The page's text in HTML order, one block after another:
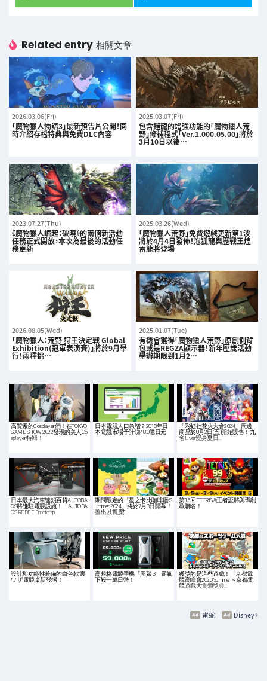
Related entry 相關文章
2026.03.06(Fri)
「魔物獵人物語3」最新預告片公開！同
時介紹存檔特典與免費DLC內容
2025.03.07(Fri)
包含鎧龍的增強功能的「魔物獵人荒
野」修補程式「Ver.1.000.05.00」將於
3月10日以後…
2023.07.27(Thu)
《魔物獵人崛起：破曉》的兩個新活動
任務正式開放，本次為最後的活動任
務更新
2025.03.26(Wed)
「魔物獵人荒野」免費遊戲更新第1波
將於4月4日發佈！泡狐龍與歷戰王煌
雷龍將登場
2026.08.05(Wed)
「魔物獵人：荒野 狩王決定戰 Global
Exhibition(冠軍表演賽)」將於9月舉
行！兩種挑…
2025.01.07(Tue)
有機會獲得「魔物獵人荒野」原創側背
包或是REGZA顯示器！新年壓歲活動
舉辦期限到1月2…
高質素的Cosplayer們！在TOKYO
GAME SHOW 2022發現的美人Co
splayer特輯！
日本電競人口急増？2018年日
本電競市場予計賺48.3億日元
「彩虹社花火大會2024」周邊
商品於8月2日(五)開始販售！九
名Liver變身夏日…
日本最大汽車連鎖百貨AUTOBA
CS將進駐電競設施！「AUTOBA
CS REDEE Emotorsp…
期間限定的「星之卡比咖啡廳 S
ummer 2024」將於7月3日開幕！
推出以“鳳梨”…
第15回 TETRIS®王者盃將與瑪利
歐聯名！
設計和功能性兼備的白色款“裏
ワザ”電競桌新登場！
高規格電競手機「黑鯊 3」霸氣
下殺一萬日幣！
獲獎的是這些遊戲！「京都電
競高峰會2020 Summer～京都電
競遊戲大賞頒獎典…
Disney+
雷蛇